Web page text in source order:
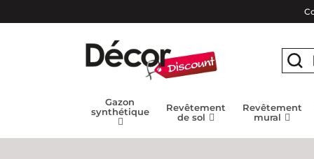
Gazon
synthétique
Revêtement
de sol
Revêtement
mural